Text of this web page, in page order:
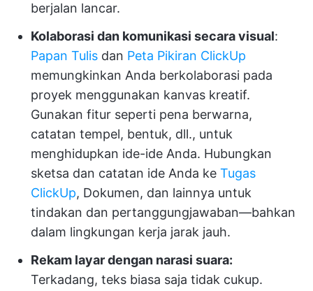
berjalan lancar.
Kolaborasi dan komunikasi secara visual:
Papan Tulis dan Peta Pikiran ClickUp
memungkinkan Anda berkolaborasi pada
proyek menggunakan kanvas kreatif.
Gunakan fitur seperti pena berwarna,
catatan tempel, bentuk, dll., untuk
menghidupkan ide-ide Anda. Hubungkan
sketsa dan catatan ide Anda ke Tugas
ClickUp, Dokumen, dan lainnya untuk
tindakan dan pertanggungjawaban—bahkan
dalam lingkungan kerja jarak jauh.
Rekam layar dengan narasi suara:
Terkadang, teks biasa saja tidak cukup.